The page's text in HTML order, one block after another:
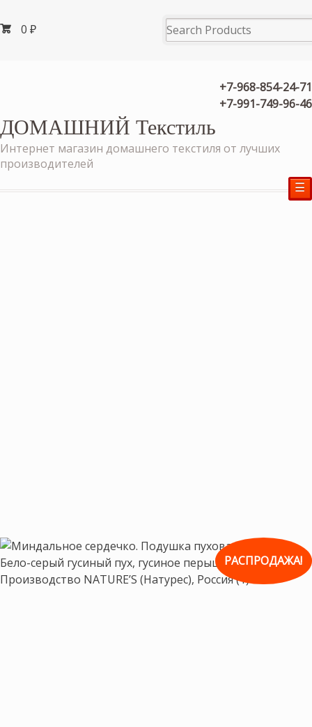
0 ₽
+7-968-854-24-71
+7-991-749-96-46
ДОМАШНИЙ Текстиль
Интернет магазин домашнего текстиля от лучших
производителей
☰
РАСПРОДАЖА!